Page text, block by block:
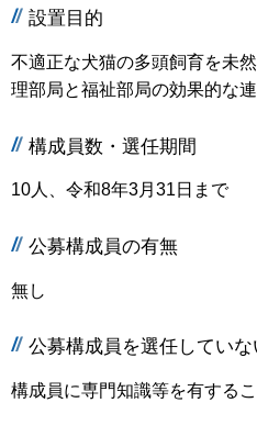
設置目的
不適正な犬猫の多頭飼育を未
理部局と福祉部局の効果的な
構成員数・選任期間
10人、令和8年3月31日まで
公募構成員の有無
無し
公募構成員を選任していな
構成員に専門知識等を有する